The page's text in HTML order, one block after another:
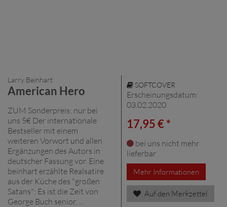
Larry Beinhart
American Hero
ZUM Sonderpreis: nur bei
uns 5€ Der internationale
Bestseller mit einem
weiteren Vorwort und allen
Ergänzungen des Autors in
deutscher Fassung vor. Eine
beinhart erzählte Realsatire
aus der Küche des "großen
Satans": Es ist die Zeit von
George Buch senior, ...
SOFTCOVER
Erscheinungsdatum:
03.02.2020
17,95 € *
bei uns nicht mehr
lieferbar
Mehr Informationen
Auf den Merkzettel